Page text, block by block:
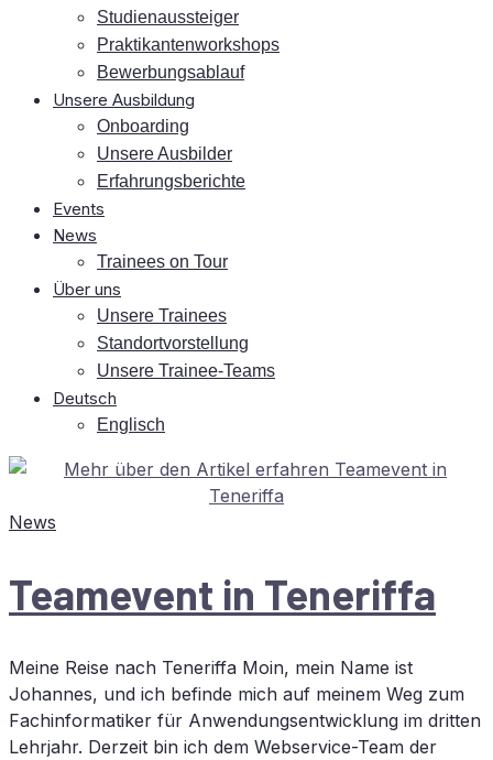
Stu­di­en­aus­stei­ger
Prak­ti­kan­ten­work­shops
Be­wer­bungs­ab­lauf
Un­se­re Ausbildung
On­boar­ding
Un­se­re Ausbilder
Er­fah­rungs­be­rich­te
Events
News
Trai­nees on Tour
Über uns
Un­se­re Trainees
Stand­ort­vor­stel­lung
Un­se­re Trainee-Teams
Deutsch
Eng­lisch
News
Team­e­vent in Teneriffa
Meine Reise nach Teneriffa Moin, mein Name ist
Johannes, und ich befinde mich auf meinem Weg zum
Fachinformatiker für Anwendungsentwicklung im dritten
Lehrjahr. Derzeit bin ich dem Webservice-Team der